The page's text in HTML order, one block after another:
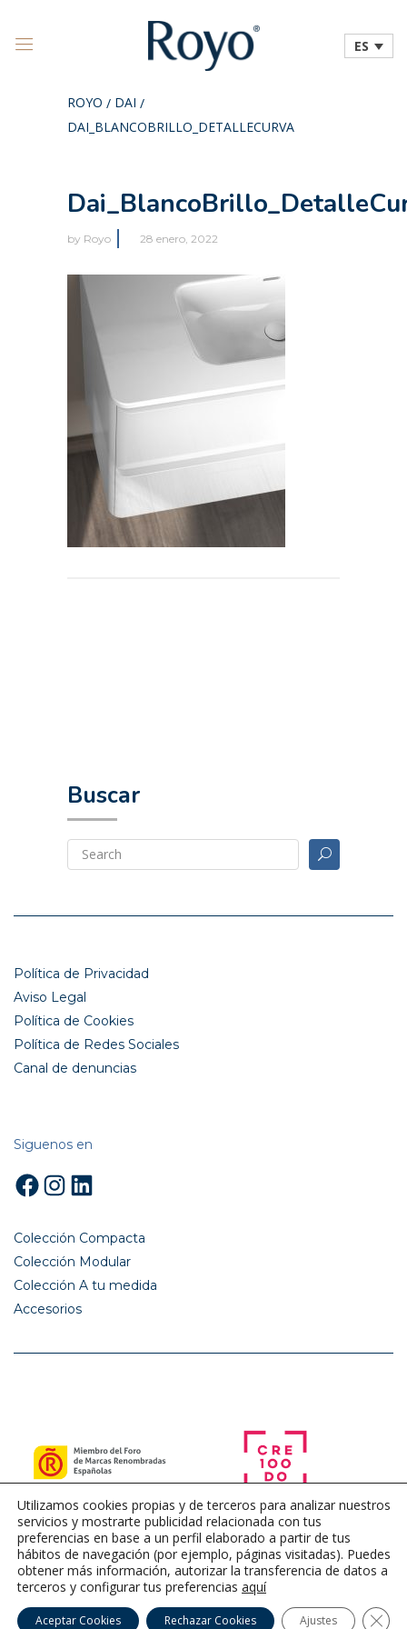
ES
ROYO / DAI /
DAI_BLANCOBRILLO_DETALLECURVA
by Royo 28 enero, 2022
Buscar
Política de Privacidad
Aviso Legal
Política de Cookies
Política de Redes Sociales
Canal de denuncias
Siguenos en
Facebook
Instagram
LinkedIn
Colección Compacta
Colección Modular
Colección A tu medida
Accesorios
Utilizamos cookies propias y de terceros para analizar nuestros
servicios y mostrarte publicidad relacionada con tus
preferencias en base a un perfil elaborado a partir de tus
hábitos de navegación (por ejemplo, páginas visitadas). Puedes
obtener más información, autorizar la transferencia de datos a
terceros y configurar tus preferencias aquí
Aceptar Cookies Rechazar Cookies Ajustes